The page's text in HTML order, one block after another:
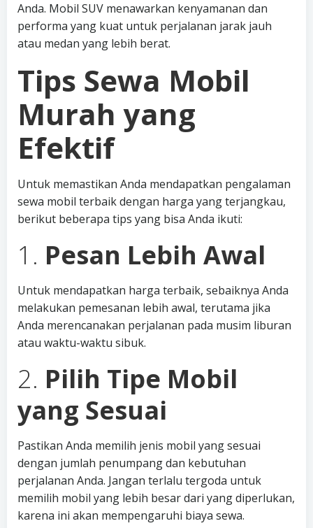
Anda. Mobil SUV menawarkan kenyamanan dan
performa yang kuat untuk perjalanan jarak jauh
atau medan yang lebih berat.
Tips Sewa Mobil
Murah yang
Efektif
Untuk memastikan Anda mendapatkan pengalaman
sewa mobil terbaik dengan harga yang terjangkau,
berikut beberapa tips yang bisa Anda ikuti:
1. Pesan Lebih Awal
Untuk mendapatkan harga terbaik, sebaiknya Anda
melakukan pemesanan lebih awal, terutama jika
Anda merencanakan perjalanan pada musim liburan
atau waktu-waktu sibuk.
2. Pilih Tipe Mobil
yang Sesuai
Pastikan Anda memilih jenis mobil yang sesuai
dengan jumlah penumpang dan kebutuhan
perjalanan Anda. Jangan terlalu tergoda untuk
memilih mobil yang lebih besar dari yang diperlukan,
karena ini akan mempengaruhi biaya sewa.